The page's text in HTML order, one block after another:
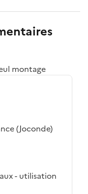
montage
(Joconde)
- utilisation